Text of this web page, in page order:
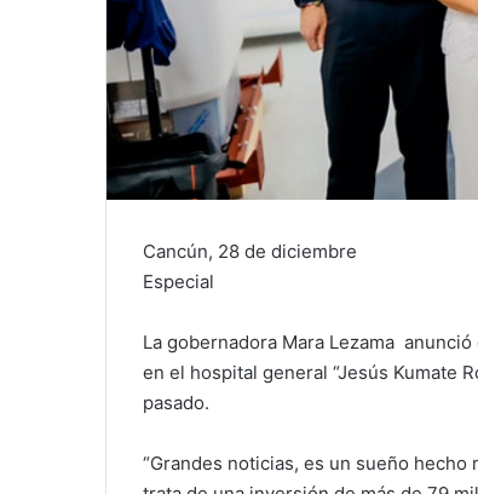
Cancún, 28 de diciembre
Especial
La gobernadora Mara Lezama
en el hospital general “Jesús Kumate
pasado.
“Grandes noticias, es un sueño